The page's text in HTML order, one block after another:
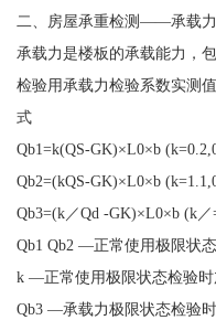
二、房屋承重检测——承载力
承载力是楼板的承载能力，
检验用承载力检验系数实测
式
Qb1=k(QS-GK)×L0×b
Qb2=(kQS-GK)×L0×b
Qb3=(k／Qd -GK)×L0×b (k
Qb1 Qb2 —正常使用极限状
k —正常使用极限状态检验时
Qb3 —承载力极限状态检验